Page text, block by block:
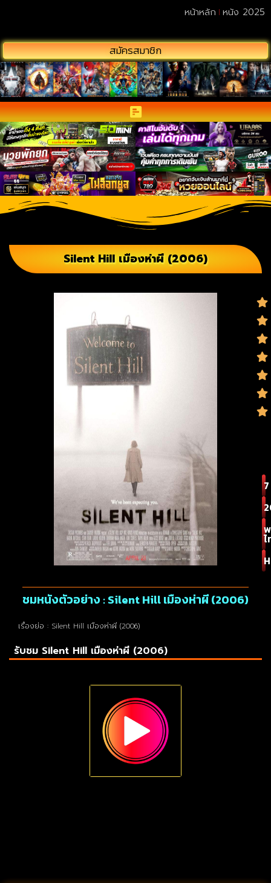
สมัครสมาชิก
หน้าหลัก หนัง 2025
Silent Hill เมืองห่าผี (2006)
7
ชมหนังตัวอย่าง : Silent Hill เมืองห่าผี (2006)
เรื่องย่อ : Silent Hill เมืองห่าผี (2006)
รับชม Silent Hill เมืองห่าผี (2006)